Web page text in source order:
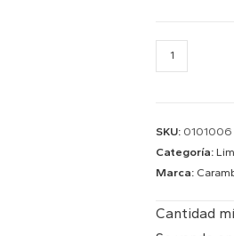
SKU: 0101006
Categoría:
Marca:
Cantidad